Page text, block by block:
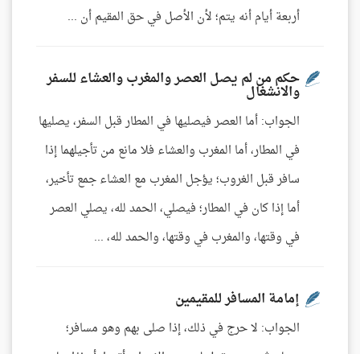
أربعة أيام أنه يتم؛ لأن الأصل في حق المقيم أن ...
حكم من لم يصل العصر والمغرب والعشاء للسفر
والانشغال
الجواب: أما العصر فيصليها في المطار قبل السفر، يصليها
في المطار، أما المغرب والعشاء فلا مانع من تأجيلهما إذا
سافر قبل الغروب؛ يؤجل المغرب مع العشاء جمع تأخير،
أما إذا كان في المطار؛ فيصلي، الحمد لله، يصلي العصر
في وقتها، والمغرب في وقتها، والحمد لله، ...
إمامة المسافر للمقيمين
الجواب: لا حرج في ذلك، إذا صلى بهم وهو مسافر؛